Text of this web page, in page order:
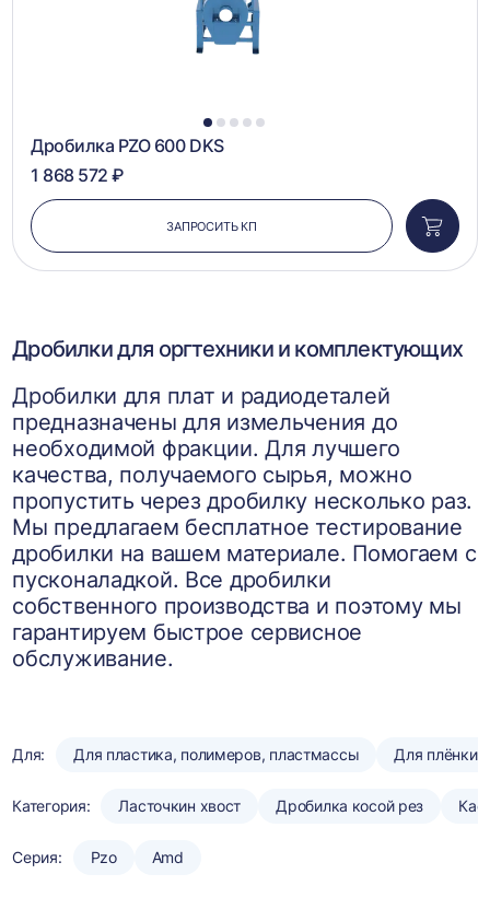
1 2 3 4 5
Дробилка PZO 600 DKS
1 868 572 ₽
ЗАПРОСИТЬ КП
в
Дробилки для оргтехники и комплектующих
Дробилки для плат и радиодеталей
предназначены для измельчения до
необходимой фракции. Для лучшего
качества, получаемого сырья, можно
пропустить через дробилку несколько раз.
Мы предлагаем бесплатное тестирование
дробилки на вашем материале. Помогаем с
пусконаладкой. Все дробилки
собственного производства и поэтому мы
гарантируем быстрое сервисное
обслуживание.
Для: Для пластика, полимеров, пластмассы Для плёнки
Категория: Ласточкин хвост Дробилка косой рез
Серия: Pzo Amd